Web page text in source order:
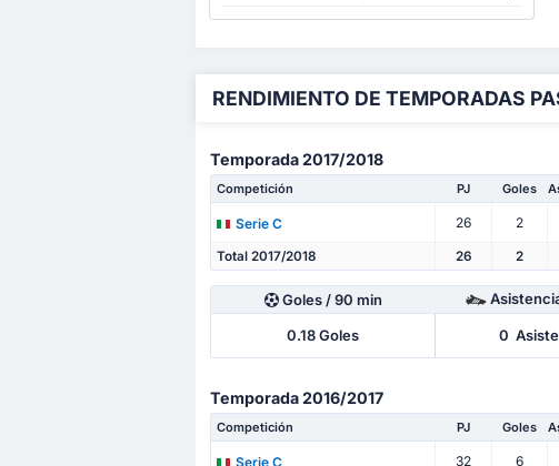
RENDIMIENTO DE TEMPORADAS
Temporada 2017/2018
Competición PJ Goles
Serie C 26 2
Total 2017/2018 26 2
Goles/ 90 min
0.18Goles 0
Temporada 2016/2017
Competición PJ Goles
Serie C 32 6